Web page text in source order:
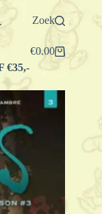
Zoek
Winkelwagen
€0.00
€35,-